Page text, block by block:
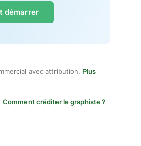
démarrer
avec attribution. Plus
Comment créditer le graphiste ?